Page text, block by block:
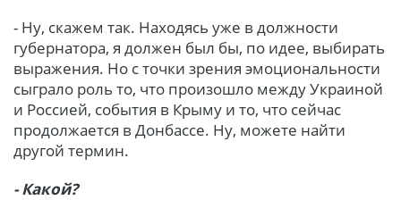
- Ну, скажем так. Находясь уже в должности
губернатора, я должен был бы, по идее, выбирать
выражения. Но с точки зрения эмоциональности
сыграло роль то, что произошло между Украиной
и Россией, события в Крыму и то, что сейчас
продолжается в Донбассе. Ну, можете найти
другой термин.
- Какой?